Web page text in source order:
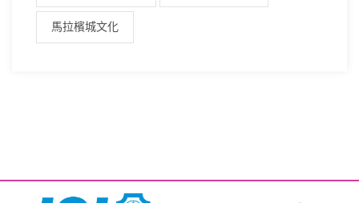
馬拉檳城文化